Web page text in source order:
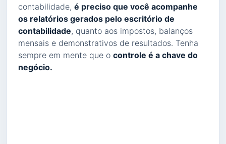
contabilidade, é preciso que você acompanhe
os relatórios gerados pelo escritório de
contabilidade, quanto aos impostos, balanços
mensais e demonstrativos de resultados. Tenha
sempre em mente que o controle é a chave do
negócio.